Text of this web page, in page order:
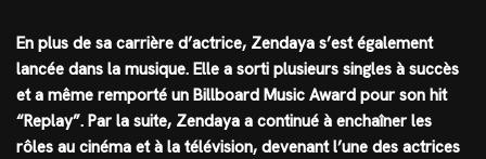
En plus de sa carrière d’actrice, Zendaya s’est également
lancée dans la musique. Elle a sorti plusieurs singles à succès
et a même remporté un Billboard Music Award pour son hit
“Replay”. Par la suite, Zendaya a continué à enchaîner les
rôles au cinéma et à la télévision, devenant l’une des actrices